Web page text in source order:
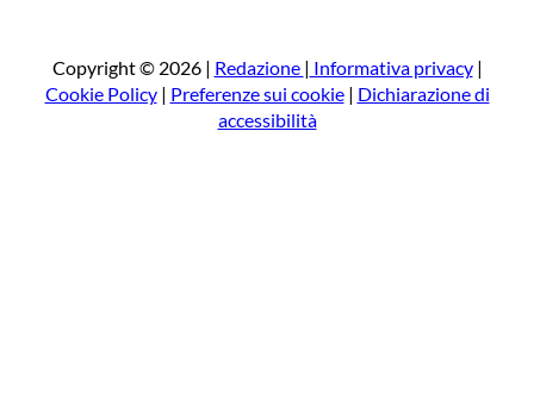
a
Copyright © 2026 | Redazione | Informativa privacy|
Cookie Policy| Preferenze sui cookie| Dichiarazione di
accessibilità